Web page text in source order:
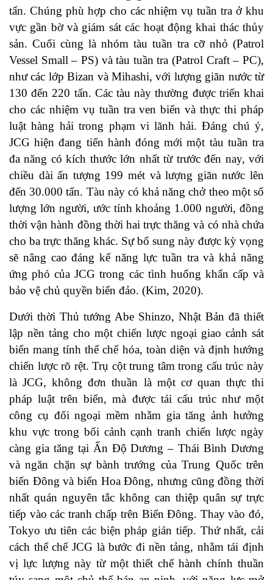
tấn. Chúng phù hợp cho các nhiệm vụ tuần tra ở khu
vực gần bờ và giám sát các hoạt động khai thác thủy
sản. Cuối cùng là nhóm tàu tuần tra cỡ nhỏ (Patrol
Vessel Small – PS) và tàu tuần tra (Patrol Craft – PC),
như các lớp Bizan và Mihashi, với lượng giãn nước từ
130 đến 220 tấn. Các tàu này thường được triển khai
cho các nhiệm vụ tuần tra ven biển và thực thi pháp
luật hàng hải trong phạm vi lãnh hải. Đáng chú ý,
JCG hiện đang tiến hành đóng mới một tàu tuần tra
đa năng có kích thước lớn nhất từ trước đến nay, với
chiều dài ấn tượng 199 mét và lượng giãn nước lên
đến 30.000 tấn. Tàu này có khả năng chở theo một số
lượng lớn người, ước tính khoảng 1.000 người, đồng
thời vận hành đồng thời hai trực thăng và có nhà chứa
cho ba trực thăng khác. Sự bổ sung này được kỳ vọng
sẽ nâng cao đáng kể năng lực tuần tra và khả năng
ứng phó của JCG trong các tình huống khẩn cấp và
bảo vệ chủ quyền biển đảo. (Kim, 2020).
Dưới thời Thủ tướng Abe Shinzo, Nhật Bản đã thiết
lập nền tảng cho một chiến lược ngoại giao cảnh sát
biển mang tính thể chế hóa, toàn diện và định hướng
chiến lược rõ rệt. Trụ cột trung tâm trong cấu trúc này
là JCG, không đơn thuần là một cơ quan thực thi
pháp luật trên biển, mà được tái cấu trúc như một
công cụ đối ngoại mềm nhằm gia tăng ảnh hưởng
khu vực trong bối cảnh cạnh tranh chiến lược ngày
càng gia tăng tại Ấn Độ Dương – Thái Bình Dương
và ngăn chặn sự bành trướng của Trung Quốc trên
biển Đông và biển Hoa Đông, nhưng cũng đồng thời
nhất quán nguyên tắc không can thiệp quân sự trực
tiếp vào các tranh chấp trên Biển Đông. Thay vào đó,
Tokyo ưu tiên các biện pháp gián tiếp. Thứ nhất, cải
cách thể chế JCG là bước đi nền tảng, nhằm tái định
vị lực lượng này từ một thiết chế hành chính thuần